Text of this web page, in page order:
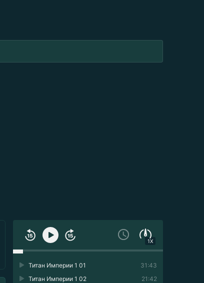
1X
31:43
Титан Империи 1 01
21:42
Титан Империи 1 02